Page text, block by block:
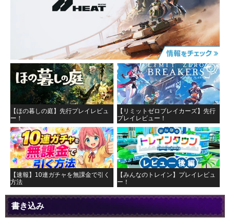
【ほの暮しの庭】先行プレイレビュ
ー！
【リミットゼロブレイカーズ】先行
プレイレビュー！
【速報】10連ガチャを無課金で引く
方法
【みんなのトレイン】プレイレビュ
ー！
書き込み